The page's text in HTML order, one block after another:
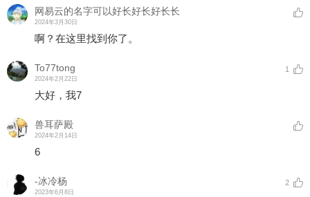
网易云的名字可以好长好长好长长
2024年3月30日
啊？在这里找到你了。
To77tong
2024年2月22日
1
大好，我7
兽耳萨殿
2024年2月14日
6
-冰冷杨
2023年6月8日
2